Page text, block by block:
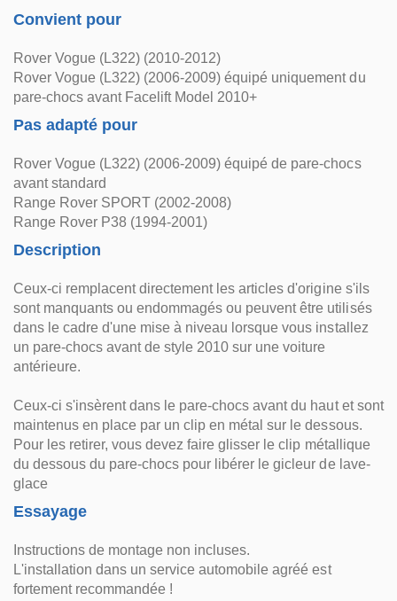
Convient pour
Rover Vogue (L322) (2010-2012)
Rover Vogue (L322) (2006-2009) équipé uniquement du
pare-chocs avant Facelift Model 2010+
Pas adapté pour
Rover Vogue (L322) (2006-2009) équipé de pare-chocs
avant standard
Range Rover SPORT (2002-2008)
Range Rover P38 (1994-2001)
Description
Ceux-ci remplacent directement les articles d'origine s'ils
sont manquants ou endommagés ou peuvent être utilisés
dans le cadre d'une mise à niveau lorsque vous installez
un pare-chocs avant de style 2010 sur une voiture
antérieure.
Ceux-ci s'insèrent dans le pare-chocs avant du haut et sont
maintenus en place par un clip en métal sur le dessous.
Pour les retirer, vous devez faire glisser le clip métallique
du dessous du pare-chocs pour libérer le gicleur de lave-
glace
Essayage
Instructions de montage non incluses.
L'installation dans un service automobile agréé est
fortement recommandée !